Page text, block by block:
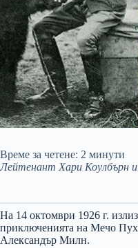
Време за четене: 2 минути
Лейтенант Хари Коулбърн
На 14 октомври 1926 г.
приключенията на Мечо
Александър Милн.